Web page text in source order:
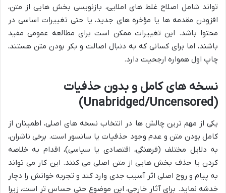
تواند شامل اصلاح غلط های املایی، بازنویسی بخش هایی از متن،
افزودن مقدمه ها یا مؤخره های جدید، یا حتی تغییرات اساسی در
محتوا باشد. این تغییرات ممکن است برای مطالعه عمومی مفید
باشند، اما برای کسانی که به دنبال اصالت و بکر بودن متن هستند،
چاپ اول همواره ارجحیت دارد.
نسخه های کامل و بدون حذفیات
(Unabridged/Uncensored)
یکی از مهم ترین چالش ها در انتخاب نسخه های اصلی، اطمینان از
کامل بودن متن و عدم وجود حذفیات یا سانسور است. برخی ناشران،
به دلایل مختلف (فرهنگی، اقتصادی یا سیاسی)، اقدام به خلاصه
کردن یا حذف بخش هایی از متن اصلی می کنند. این کار می تواند
به پیام و روح اصلی اثر آسیب جدی وارد کند و تجربه خوانش را دچار
خدشه نماید. برای آثار خارجی، این موضوع حتی حساس تر است، زیرا